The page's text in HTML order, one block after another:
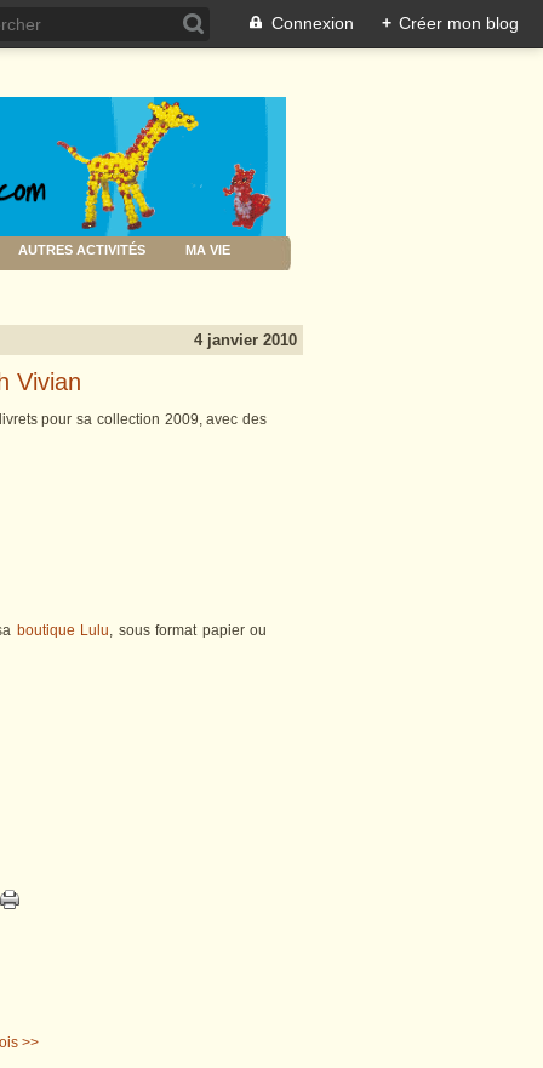
Connexion + Créer mon blog
AUTRES ACTIVITÉS MA VIE
4 janvier 2010
Vivian
pour sa collection 2009, avec des
boutique Lulu, sous format papier ou
>>